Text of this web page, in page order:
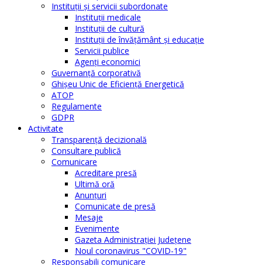
Instituţii şi servicii subordonate
Instituţii medicale
Instituţii de cultură
Instituţii de învăţământ şi educaţie
Servicii publice
Agenţi economici
Guvernanță corporativă
Ghişeu Unic de Eficienţă Energetică
ATOP
Regulamente
GDPR
Activitate
Transparenţă decizională
Consultare publică
Comunicare
Acreditare presă
Ultimă oră
Anunţuri
Comunicate de presă
Mesaje
Evenimente
Gazeta Administraţiei Judeţene
Noul coronavirus "COVID-19"
Responsabili comunicare